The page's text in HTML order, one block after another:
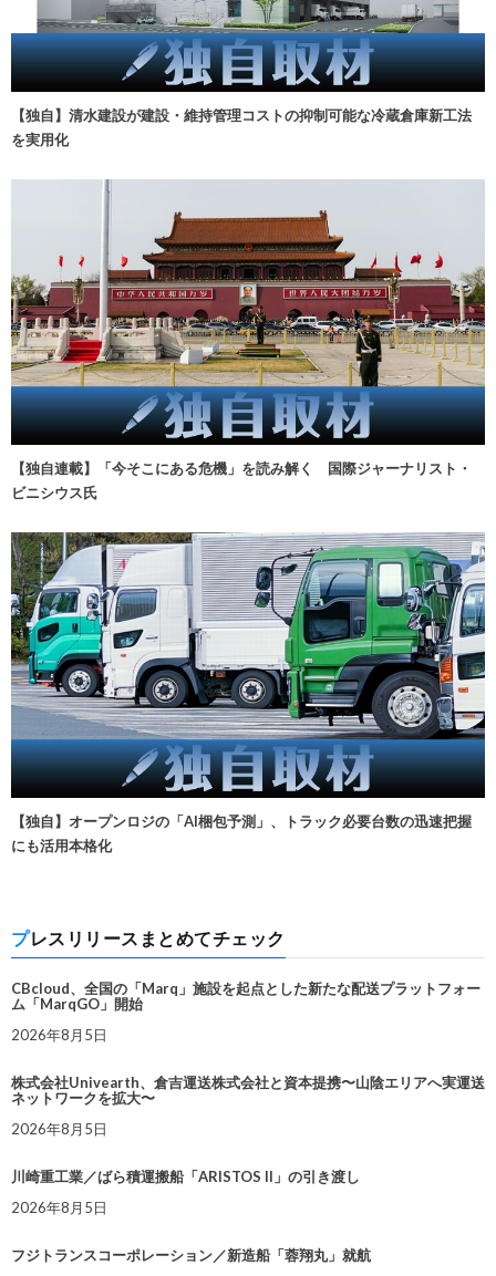
【独自】清水建設が建設・維持管理コストの抑制可能な冷蔵倉庫新工法
を実用化
【独自連載】「今そこにある危機」を読み解く 国際ジャーナリスト・
ビニシウス氏
【独自】オープンロジの「AI梱包予測」、トラック必要台数の迅速把握
にも活用本格化
プレスリリースまとめてチェック
CBcloud、全国の「Marq」施設を起点とした新たな配送プラットフォー
ム「MarqGO」開始
2026年8月5日
株式会社Univearth、倉吉運送株式会社と資本提携〜山陰エリアへ実運送
ネットワークを拡大〜
2026年8月5日
川崎重工業／ばら積運搬船「ARISTOS II」の引き渡し
2026年8月5日
フジトランスコーポレーション／新造船「蓉翔丸」就航